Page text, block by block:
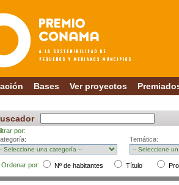
Bases Ver proyectos
por:
Temática:
Ordenar por: Nº de habitantes Título